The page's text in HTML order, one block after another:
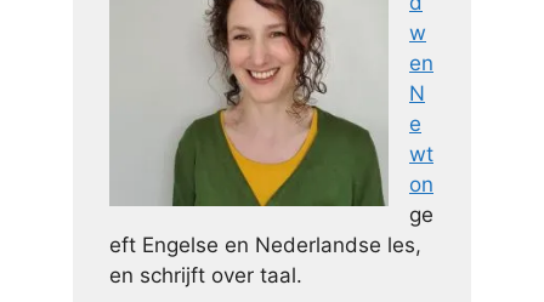
w
en
N
e
wt
on
ge
eft Engelse en Nederlandse les,
en schrijft over taal.